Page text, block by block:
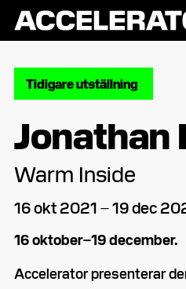
Tidigare utställning
Jonathan
Warm Inside
16 okt 2021 – 19 dec
16 oktober–19 december.
Accelerator presenterar